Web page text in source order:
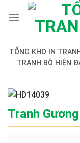
TỔNG KHO IN
TRANH BỘ HIỆN
Tranh